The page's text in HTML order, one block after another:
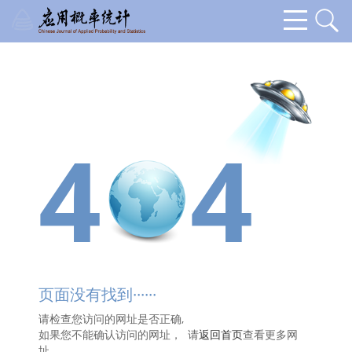
4 4
页面没有找到······
请检查您访问的网址是否正确,
如果您不能确认访问的网址， 请返回首页查看更多网